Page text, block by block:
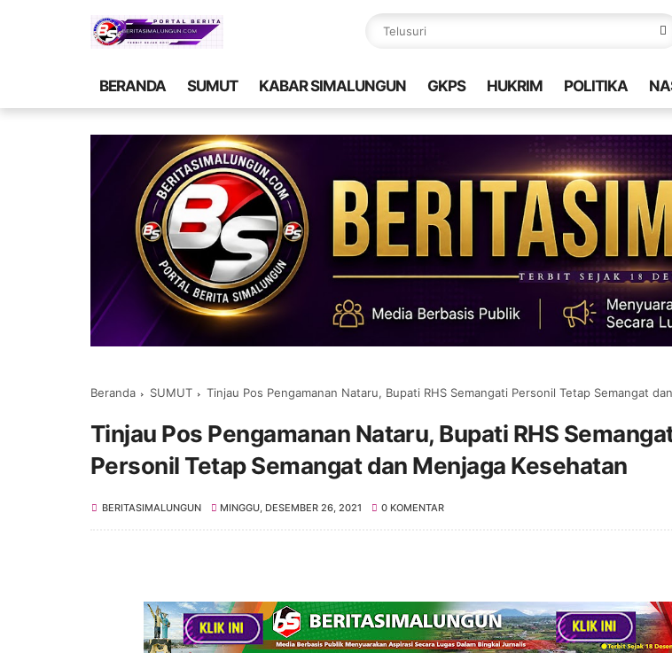
BERANDA SUMUT KABAR SIMALUNGUN GKPS HUKRIM POLITIKA
Beranda SUMUT Tinjau Pos Pengamanan Nataru, Bupati RHS Semangati Personil Tetap Semangat dan
Tinjau Pos Pengamanan Nataru, Bupati RHS
Personil Tetap Semangat dan Menjaga Kesehatan
BERITASIMALUNGUN MINGGU, DESEMBER 26, 2021 0 KOMENTAR